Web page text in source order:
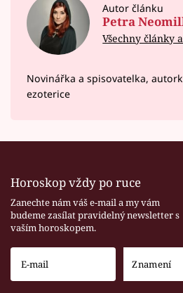
Autor článku
Petra
Všechny články
Novinářka a spisovatelka,
ezoterice
Horoskop vždy po ruce
Zanechte nám váš e-mail a my vám
budeme zasílat pravidelný newsletter s
vaším horoskopem.